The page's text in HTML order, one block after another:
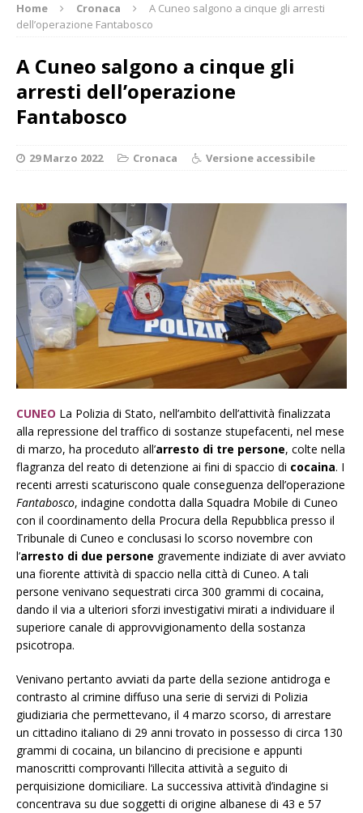
Home Cronaca
A Cuneo salgono a cinque gli arresti
dell’operazione Fantabosco
A Cuneo salgono a cinque gli
arresti dell’operazione
Fantabosco
29 Marzo 2022 Cronaca Versione accessibile
CUNEO La Polizia di Stato, nell’ambito dell’attività finalizzata
alla repressione del traffico di sostanze stupefacenti, nel mese
di marzo, ha proceduto all’arresto di tre persone, colte nella
flagranza del reato di detenzione ai fini di spaccio di cocaina. I
recenti arresti scaturiscono quale conseguenza dell’operazione
Fantabosco, indagine condotta dalla Squadra Mobile di Cuneo
con il coordinamento della Procura della Repubblica presso il
Tribunale di Cuneo e conclusasi lo scorso novembre con
l’arresto di due persone gravemente indiziate di aver avviato
una fiorente attività di spaccio nella città di Cuneo. A tali
persone venivano sequestrati circa 300 grammi di cocaina,
dando il via a ulteriori sforzi investigativi mirati a individuare il
superiore canale di approvvigionamento della sostanza
psicotropa.
Venivano pertanto avviati da parte della sezione antidroga e
contrasto al crimine diffuso una serie di servizi di Polizia
giudiziaria che permettevano, il 4 marzo scorso, di arrestare
un cittadino italiano di 29 anni trovato in possesso di circa 130
grammi di cocaina, un bilancino di precisione e appunti
manoscritti comprovanti l’illecita attività a seguito di
perquisizione domiciliare. La successiva attività d’indagine si
concentrava su due soggetti di origine albanese di 43 e 57